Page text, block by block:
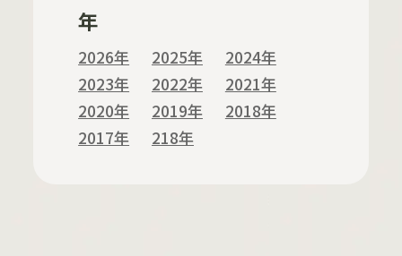
年
2026年 2025年
2024年
2023年
2022年
2021年
2020年
2019年
2018年
2017年
218年